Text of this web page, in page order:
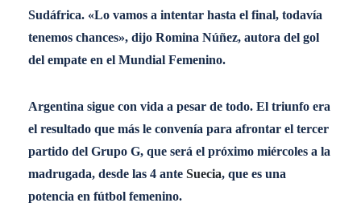
Sudáfrica. «Lo vamos a intentar hasta el final, todavía
tenemos chances», dijo Romina Núñez, autora del gol
del empate en el Mundial Femenino.
Argentina sigue con vida a pesar de todo. El triunfo era
el resultado que más le convenía para afrontar el tercer
partido del Grupo G, que será el próximo miércoles a la
madrugada, desde las 4 ante Suecia, que es una
potencia en fútbol femenino.